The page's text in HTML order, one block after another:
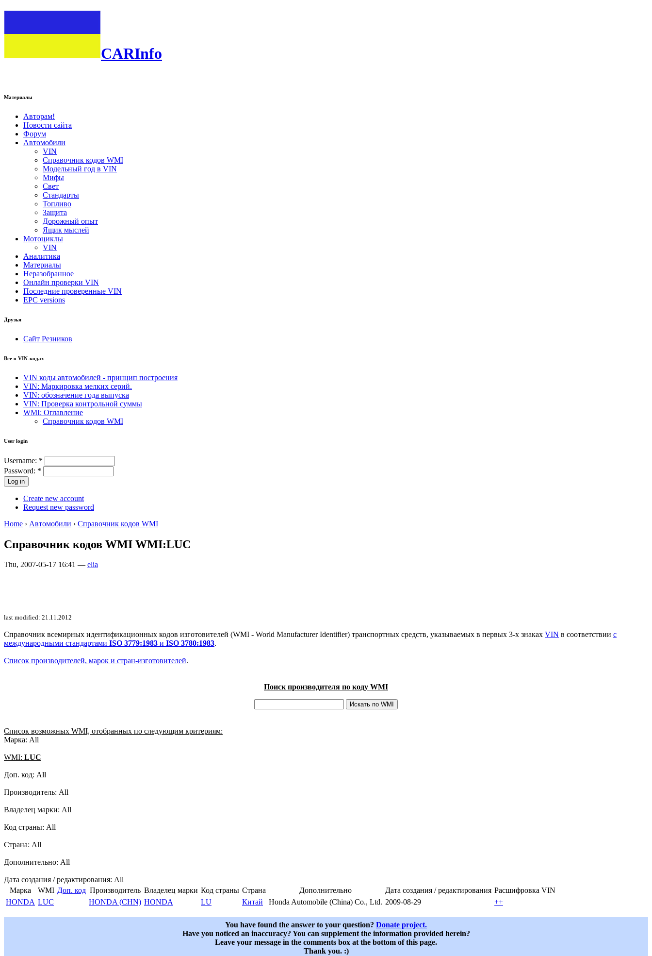
CARInfo
Материалы
Авторам!
Новости сайта
Форум
Автомобили
VIN
Справочник кодов WMI
Модельный год в VIN
Мифы
Свет
Стандарты
Топливо
Защита
Дорожный опыт
Ящик мыслей
Мотоциклы
VIN
Аналитика
Материалы
Неразобранное
Онлайн проверки VIN
Последние проверенные VIN
EPC versions
Друзья
Сайт Резников
Все о VIN-кодах
VIN коды автомобилей - принцип построения
VIN: Маркировка мелких серий.
VIN: обозначение года выпуска
VIN: Проверка контрольной суммы
WMI: Оглавление
Справочник кодов WMI
User login
Username: *
Password: *
Create new account
Request new password
Home › Автомобили › Справочник кодов WMI
Справочник кодов WMI WMI:LUC
Thu, 2007-05-17 16:41 — elia
last modified: 21.11.2012
Справочник всемирных идентификационных кодов изготовителей (WMI - World Manufacturer Identifier) транспортных средств, указываемых в первых 3-х знаках VIN в соответствии с
международными стандартами ISO 3779:1983 и ISO 3780:1983.
Список производителей, марок и стран-изготовителей.
Поиск производителя по коду WMI
Список возможных WMI, отобранных по следующим критериям:
Марка: All
WMI: LUC
Доп. код: All
Производитель: All
Владелец марки: All
Код страны: All
Страна: All
Дополнительно: All
Дата создания / редактирования: All
Марка
WMI Доп. код Производитель Владелец марки Код страны Страна Дополнительно Дата создания / редактирования Расшифровка VIN
HONDA LUC HONDA (CHN) HONDA LU Китай Honda Automobile (China) Co., Ltd. 2009-08-29 ++
You have found the answer to your question? Donate project.
Have you noticed an inaccuracy? You can supplement the information provided herein?
Leave your message in the comments box at the bottom of this page.
Thank you. :)